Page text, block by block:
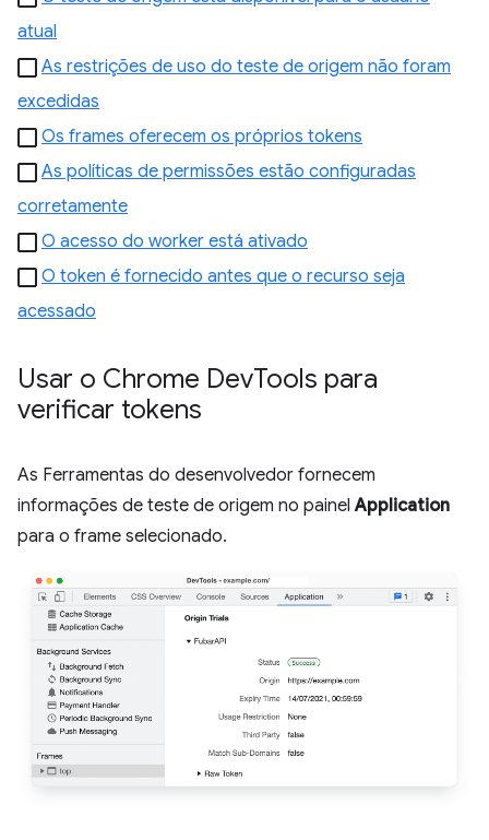
atual
As restrições de uso do teste de origem não foram
excedidas
Os frames oferecem os próprios tokens
As políticas de permissões estão configuradas
corretamente
O acesso do worker está ativado
O token é fornecido antes que o recurso seja
acessado
Usar o Chrome DevTools para
verificar tokens
As Ferramentas do desenvolvedor fornecem
informações de teste de origem no painelApplication
para o frame selecionado.